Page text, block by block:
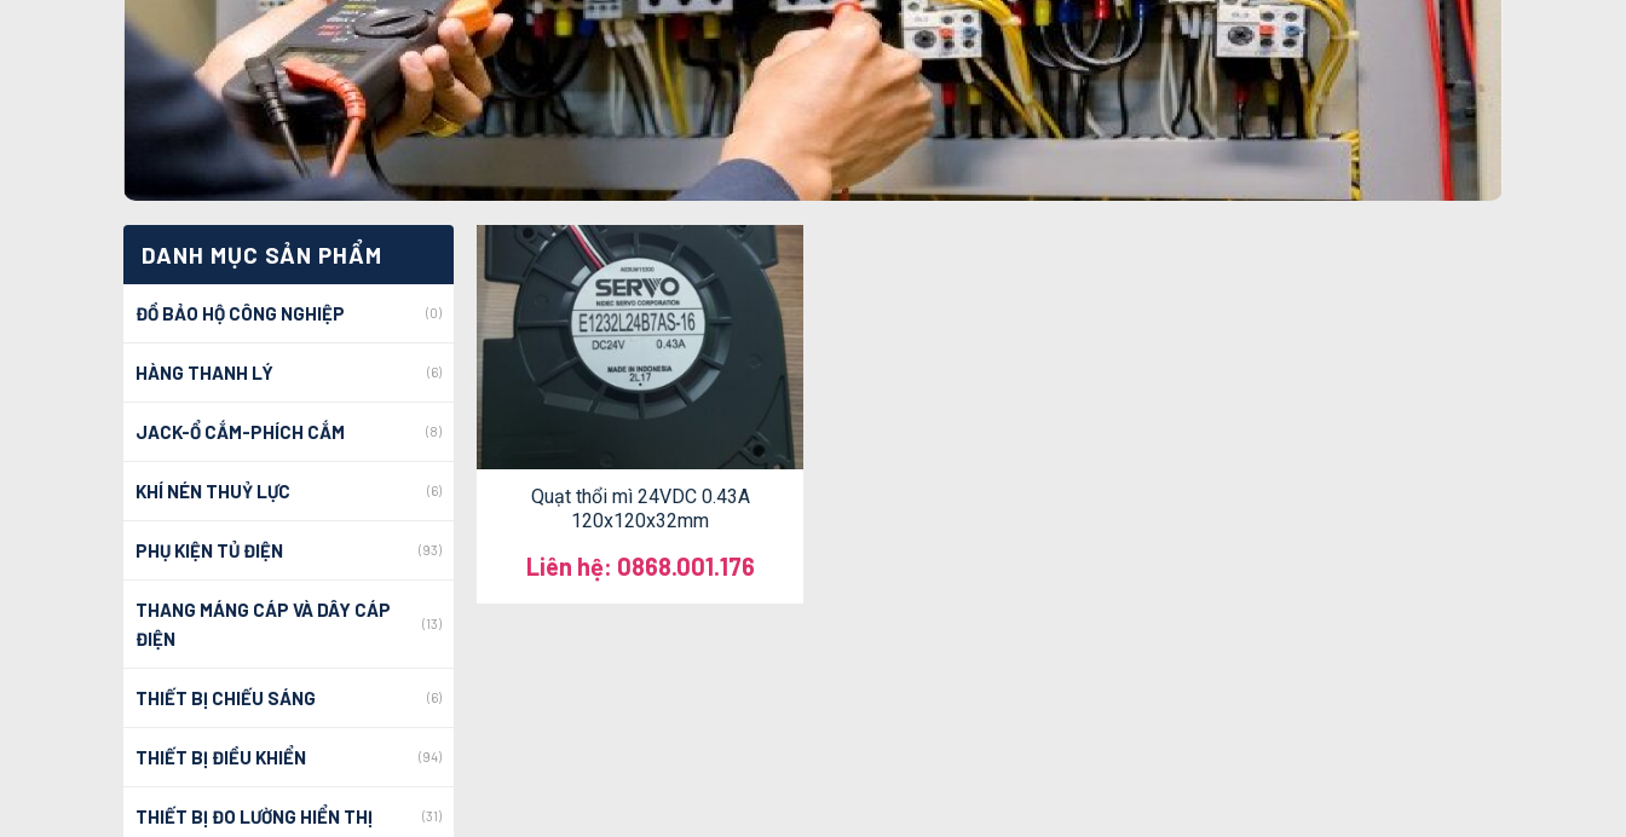
DANH MỤC SẢN PHẨM
ĐỒ BẢO HỘ CÔNG NGHIỆP (0)
HÀNG THANH LÝ (6)
JACK-Ổ CẮM-PHÍCH CẮM (8)
KHÍ NÉN THUỶ LỰC (6)
PHỤ KIỆN TỦ ĐIỆN (93)
THANG MÁNG CÁP VÀ DÂY CÁP
ĐIỆN
(13)
THIẾT BỊ CHIẾU SÁNG (6)
THIẾT BỊ ĐIỀU KHIỂN (94)
THIẾT BỊ ĐO LƯỜNG HIỂN THỊ (31)
Quạt thổi mì 24VDC 0.43A
120x120x32mm
Liên hệ: 0868.001.176